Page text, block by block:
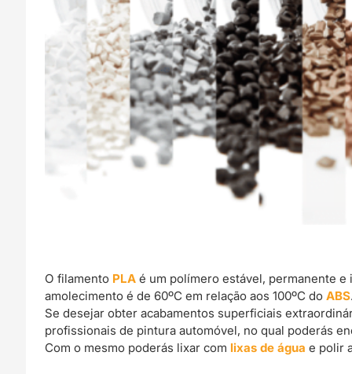
O filamento PLA é um polímero estável, permanente
amolecimento é de 60ºC em relação aos 100ºC doABS
Se desejar obter acabamentos superficiais
profissionais de pintura automóvel, no qual poderás
Com o mesmo poderás lixar com lixas de água e polir